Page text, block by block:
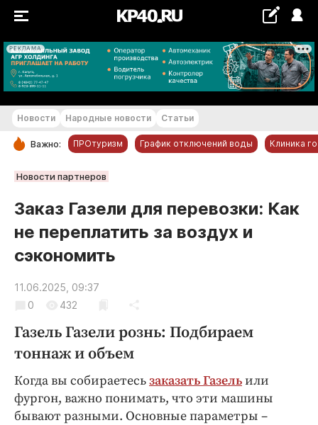
РЕКЛАМА
+19...+20 °С
РУБРИКИ
Обнинск
Новости компаний
Статьи
Народные новости
Авто и транспорт
Благоустройство
Криминал
Культура
Образование
Общество
Новости Народные новости Статьи
Важно: ПРОтуризм График отключений воды Клиника
Новости партнеров
Заказ Газели для перевозки: Как
не переплатить за воздух и
сэкономить
11.06.2025, 09:37
0
432
Газель Газели рознь: Подбираем
тоннаж и объем
Когда вы собираетесьзаказать Газельили
фургон, важно понимать, что эти машины
бывают разными. Основные параметры –